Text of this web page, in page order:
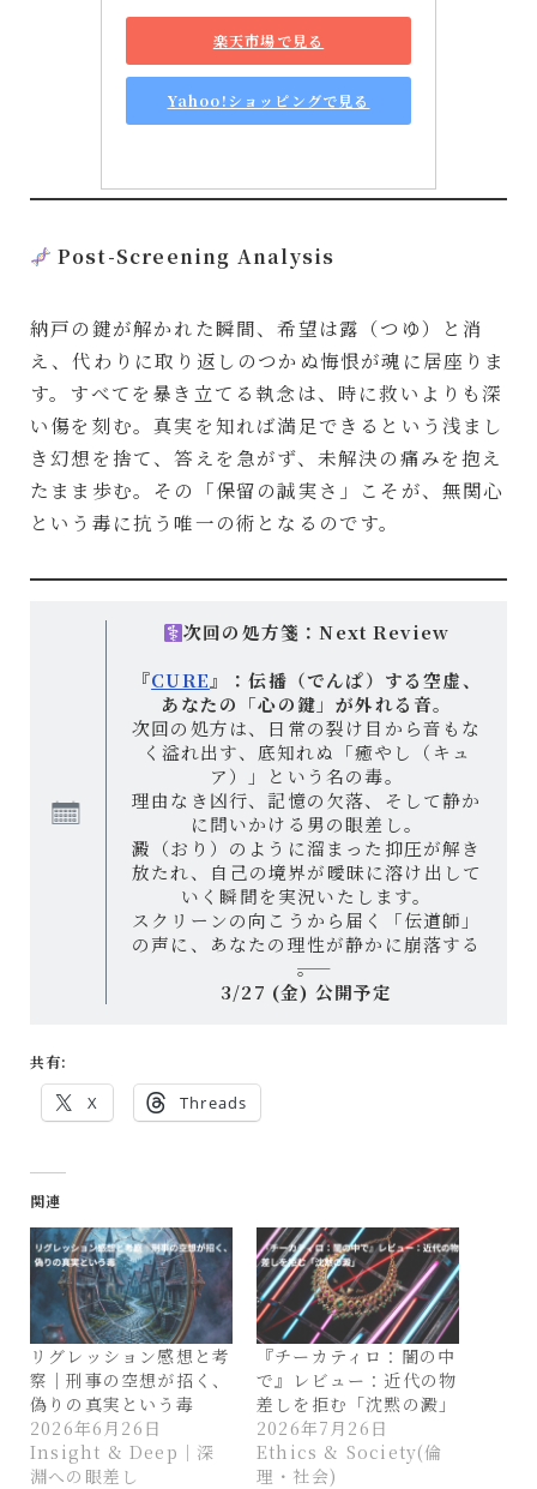
楽天市場で見る
Yahoo!ショッピングで見る
Post-Screening Analysis
納戸の鍵が解かれた瞬間、希望は露（つゆ）と消
え、代わりに取り返しのつかぬ悔恨が魂に居座りま
す。すべてを暴き立てる執念は、時に救いよりも深
い傷を刻む。真実を知れば満足できるという浅まし
き幻想を捨て、答えを急がず、未解決の痛みを抱え
たまま歩む。その「保留の誠実さ」こそが、無関心
という毒に抗う唯一の術となるのです。
次回の処方箋：Next Review
『CURE』：伝播（でんぱ）する空虚、
あなたの「心の鍵」が外れる音。
次回の処方は、日常の裂け目から音もな
く溢れ出す、底知れぬ「癒やし（キュ
ア）」という名の毒。
理由なき凶行、記憶の欠落、そして静か
に問いかける男の眼差し。
澱（おり）のように溜まった抑圧が解き
放たれ、自己の境界が曖昧に溶け出して
いく瞬間を実況いたします。
スクリーンの向こうから届く「伝道師」
の声に、あなたの理性が静かに崩落する
――。
3/27 (金) 公開予定
共有:
X Threads
関連
リグレッション感想と考
察｜刑事の空想が招く、
偽りの真実という毒
2026年6月26日
Insight & Deep｜深
淵への眼差し
『チーカティロ：闇の中
で』レビュー：近代の物
差しを拒む「沈黙の澱」
2026年7月26日
Ethics & Society(倫
理・社会)